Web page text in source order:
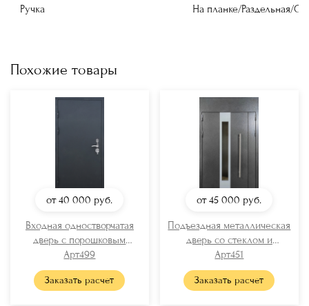
Ручка На планке/Раздельная/
Похожие товары
от 40 000 руб.
Входная одностворчатая
дверь с порошковым
окрашиванием
Арт499
Заказать расчет
от 45 000 руб.
Подъездная металлическая
дверь со стеклом и
длинной ручкой
Арт451
Заказать расчет